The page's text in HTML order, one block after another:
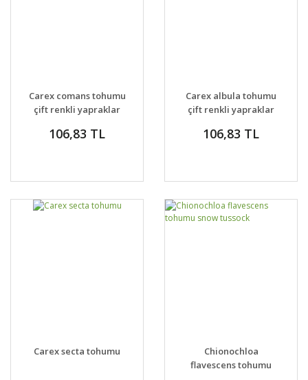
Carex comans tohumu
çift renkli yapraklar
106,83 TL
Carex albula tohumu
çift renkli yapraklar
106,83 TL
Carex secta tohumu
Chionochloa
flavescens tohumu